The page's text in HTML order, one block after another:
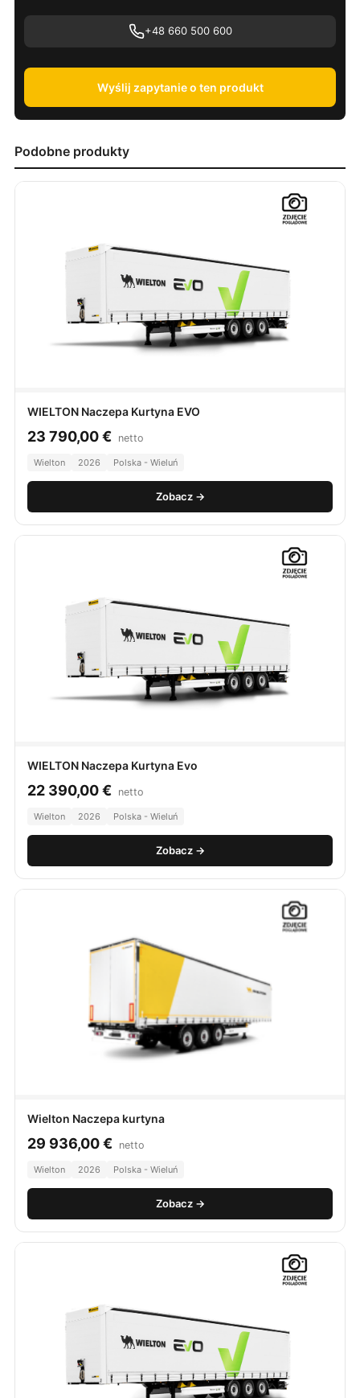
+48 660 500 600
Wyślij zapytanie o ten produkt
Podobne produkty
WIELTON Naczepa Kurtyna EVO
23 790,00€ netto
Wielton 2026 Polska - Wieluń
Zobacz →
WIELTON Naczepa Kurtyna Evo
22 390,00€ netto
Wielton 2026 Polska - Wieluń
Zobacz →
Wielton Naczepa kurtyna
29 936,00€ netto
Wielton 2026 Polska - Wieluń
Zobacz →